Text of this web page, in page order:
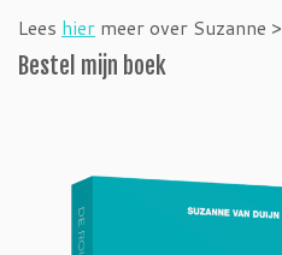
Lees hier meer over Suzanne >
Bestel mijn boek